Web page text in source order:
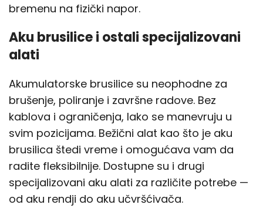
bremenu na fizički napor.
Aku brusilice i ostali specijalizovani
alati
Akumulatorske brusilice su neophodne za
brušenje, poliranje i završne radove. Bez
kablova i ograničenja, lako se manevruju u
svim pozicijama. Bežični alat kao što je aku
brusilica štedi vreme i omogućava vam da
radite fleksibilnije. Dostupne su i drugi
specijalizovani aku alati za različite potrebe —
od aku rendji do aku učvršćivača.